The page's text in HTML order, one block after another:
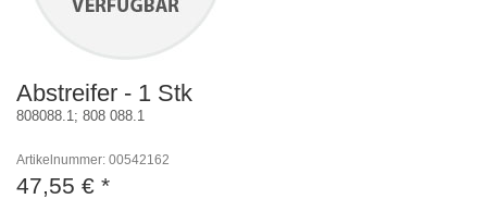
Abstreifer - 1 Stk
808088.1; 808 088.1
Artikelnummer: 00542162
47,55 € *